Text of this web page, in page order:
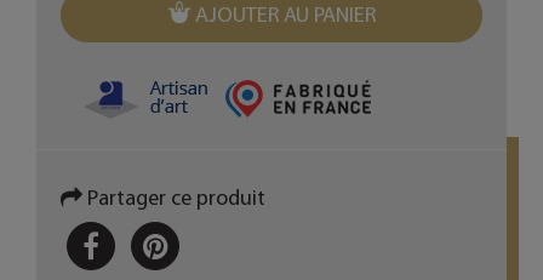
AJOUTER AU PANIER
Partager ce produit
PARTAGERPINTEREST